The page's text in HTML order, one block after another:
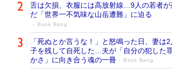
舌は欠損、衣服には高放射線…9人の若者が
だ「世界一不気味な山岳遭難」に迫る
Book Bang
「死ぬとか言うな！」と怒鳴った日、妻は
子を残して自死した…夫が「自分の犯した
かさ」に向き合う魂の一冊
Book Bang